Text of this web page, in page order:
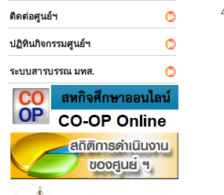
ติดต่อศูนย์ฯ
ปฏิทินกิจกรรมศูนย์ฯ
ระบบสารบรรณ มทส.